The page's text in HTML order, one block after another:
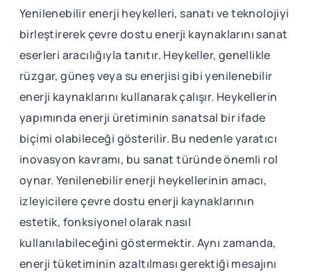
Yenilenebilir enerji heykelleri, sanatı ve teknolojiyi
birleştirerek çevre dostu enerji kaynaklarını sanat
eserleri aracılığıyla tanıtır. Heykeller, genellikle
rüzgar, güneş veya su enerjisi gibi yenilenebilir
enerji kaynaklarını kullanarak çalışır. Heykellerin
yapımında enerji üretiminin sanatsal bir ifade
biçimi olabileceği gösterilir. Bu nedenle yaratıcı
inovasyon kavramı, bu sanat türünde önemli rol
oynar. Yenilenebilir enerji heykellerinin amacı,
izleyicilere çevre dostu enerji kaynaklarının
estetik, fonksiyonel olarak nasıl
kullanılabileceğini göstermektir. Aynı zamanda,
enerji tüketiminin azaltılması gerektiği mesajını